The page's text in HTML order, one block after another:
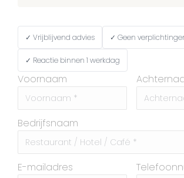
✓ Vrijblijvend advies ✓ Geen
✓ Reactie binnen 1 werkdag
Voornaam
Bedrijfsnaam
E-mailadres